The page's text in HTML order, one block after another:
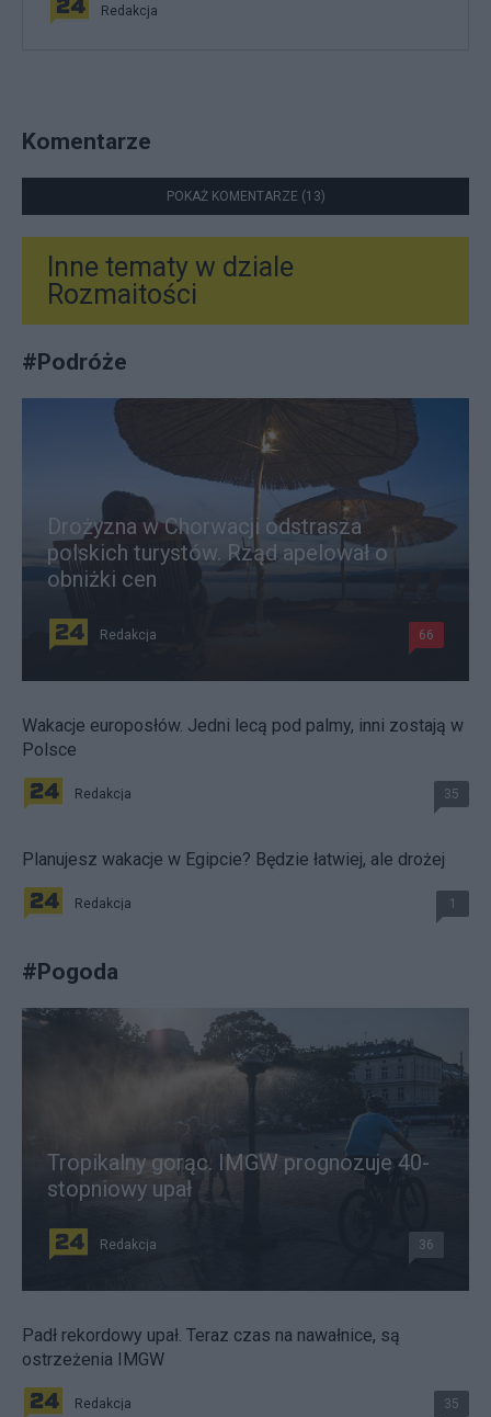
Redakcja
Komentarze
POKAŻ KOMENTARZE (13)
Inne tematy w dziale
Rozmaitości
#Podróże
Drożyzna w Chorwacji odstrasza
polskich turystów. Rząd apelował o
obniżki cen
Redakcja 66
Wakacje europosłów. Jedni lecą pod palmy, inni zostają w
Polsce
Redakcja 35
Planujesz wakacje w Egipcie? Będzie łatwiej, ale drożej
Redakcja 1
#Pogoda
Tropikalny gorąc. IMGW prognozuje 40-
stopniowy upał
Redakcja 36
Padł rekordowy upał. Teraz czas na nawałnice, są
ostrzeżenia IMGW
Redakcja 35